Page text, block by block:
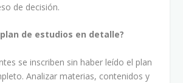
de decisión.
plan de estudios en detalle?
se inscriben sin haber leído el plan
Analizar materias, contenidos y